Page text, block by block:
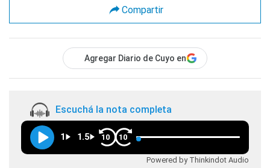
Compartir
Agregar Diario de Cuyo en
Escuchá la nota completa
1 1.5 10 10
Powered by Thinkindot Audio